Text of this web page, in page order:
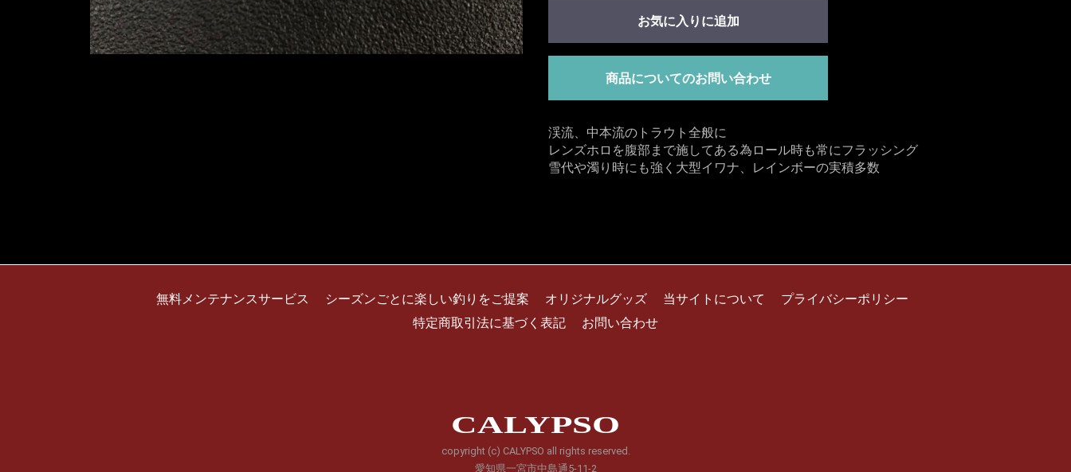
お気に入りに追加
商品についてのお問い合わせ
渓流、中本流のトラウト全般に
レンズホロを腹部まで施してある為ロール時も常にフラッシング
雪代や濁り時にも強く大型イワナ、レインボーの実積多数
無料メンテナンスサービス シーズンごとに楽しい釣りをご提案 オリジナルグッズ 当サイトについて
プライバシーポリシー
特定商取引法に基づく表記
お問い合わせ
CALYPSO
copyright (c) CALYPSO all rights reserved.
愛知県一宮市中島通5-11-2